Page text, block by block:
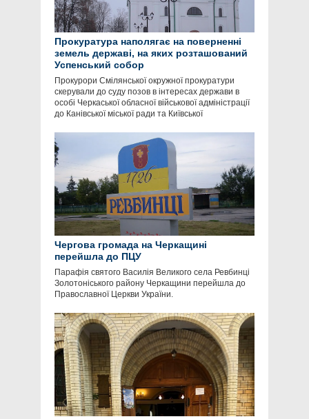
Прокуратура наполягає на поверненні
земель державі, на яких розташований
Успенський собор
Прокурори Смілянської окружної прокуратури
скерували до суду позов в інтересах держави в
особі Черкаської обласної військової адміністрації
до Канівської міської ради та Київської
Чергова громада на Черкащині
перейшла до ПЦУ
Парафія святого Василія Великого села Ревбинці
Золотоніського району Черкащини перейшла до
Православної Церкви України.